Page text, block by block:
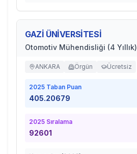
GAZİ ÜNİVERSİTESİ
Otomotiv Mühendisliği (4 Yıllık)
ANKARA Örgün Ücretsiz
2025 Taban Puan
405.20679
2025 Sıralama
92601